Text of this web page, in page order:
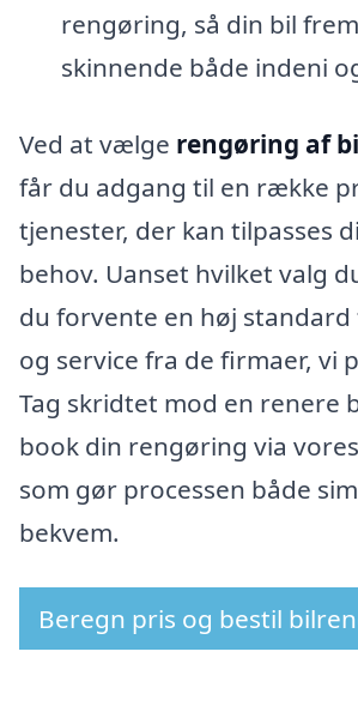
rengøring, så din bil
skinnende både indeni
Ved at vælge rengøring af
får du adgang til en række
tjenester, der kan tilpasses
behov. Uanset hvilket valg
du forvente en høj
og service fra de firmaer, vi
Tag skridtet mod en renere
book din rengøring via
som gør processen både
bekvem.
Beregn pris og bestil